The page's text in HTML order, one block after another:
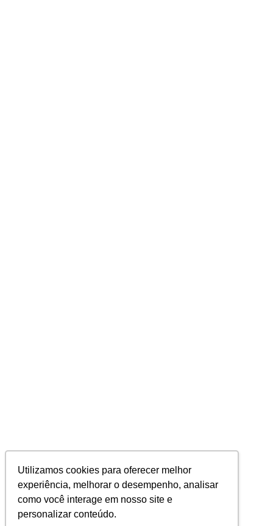
Utilizamos cookies para oferecer melhor
experiência, melhorar o desempenho, analisar
como você interage em nosso site e
personalizar conteúdo.